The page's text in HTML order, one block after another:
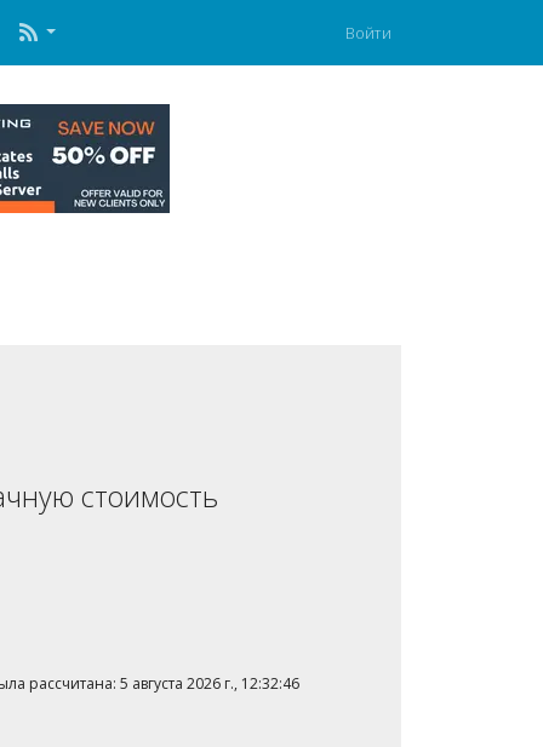
Войти
стоимость
рассчитана: 5 августа 2026 г., 12:32:46